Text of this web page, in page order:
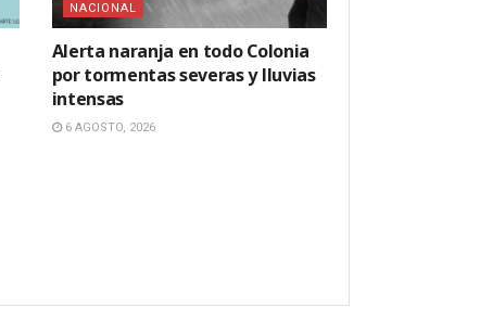
NACIONAL
Alerta naranja en todo Colonia
por tormentas severas y lluvias
intensas
6 AGOSTO, 2026